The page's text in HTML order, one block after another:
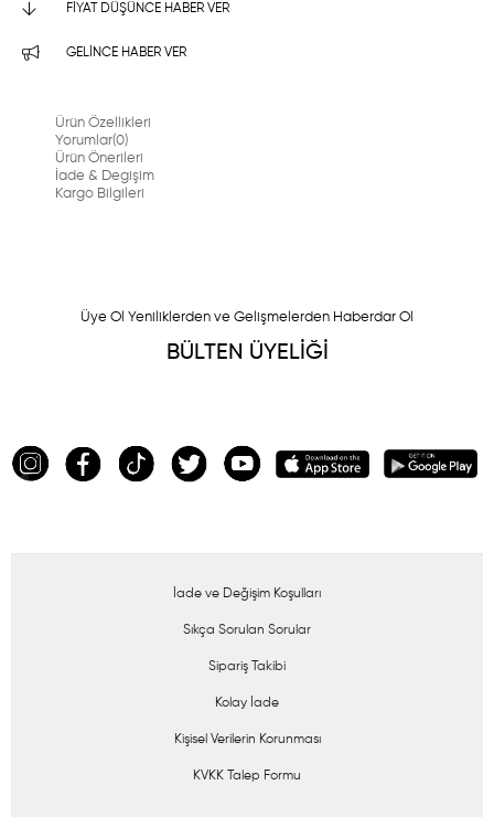
FIYAT DÜŞÜNCE HABER VER
GELINCE HABER VER
Ürün Özellikleri
Yorumlar(0)
Ürün Önerileri
İade & Degişim
Kargo Bilgileri
Üye Ol Yeniliklerden ve Gelişmelerden Haberdar Ol
BÜLTEN ÜYELİĞİ
İade ve Değişim Koşulları
Sıkça Sorulan Sorular
Sipariş Takibi
Kolay İade
Kişisel Verilerin Korunması
KVKK Talep Formu